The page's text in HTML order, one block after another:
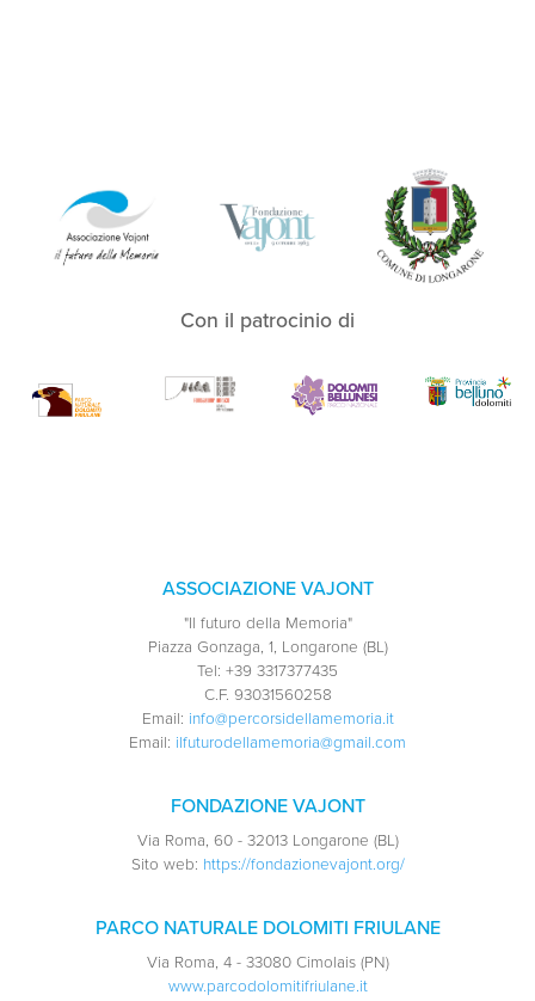
Con il patrocinio di
ASSOCIAZIONE VAJONT
"Il futuro della Memoria"
Piazza Gonzaga, 1, Longarone (BL)
Tel: +39 3317377435
C.F. 93031560258
Email: info@percorsidellamemoria.it
Email: ilfuturodellamemoria@gmail.com
FONDAZIONE VAJONT
Via Roma, 60 - 32013 Longarone (BL)
Sito web: https://fondazionevajont.org/
PARCO NATURALE DOLOMITI FRIULANE
Via Roma, 4 - 33080 Cimolais (PN)
www.parcodolomitifriulane.it